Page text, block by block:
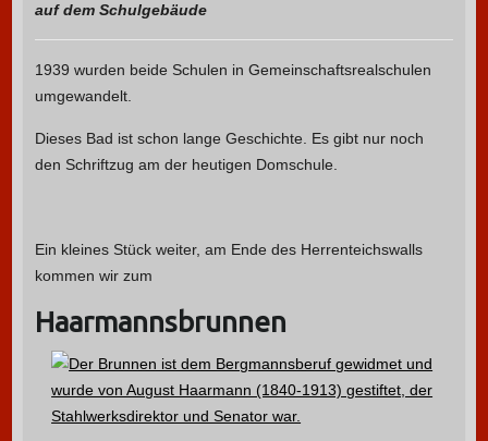
auf dem Schulgebäude
1939 wurden beide Schulen in Gemeinschaftsrealschulen
umgewandelt.
Dieses Bad ist schon lange Geschichte. Es gibt nur noch
den Schriftzug am der heutigen Domschule.
Ein kleines Stück weiter, am Ende des Herrenteichswalls
kommen wir zum
Haarmannsbrunnen